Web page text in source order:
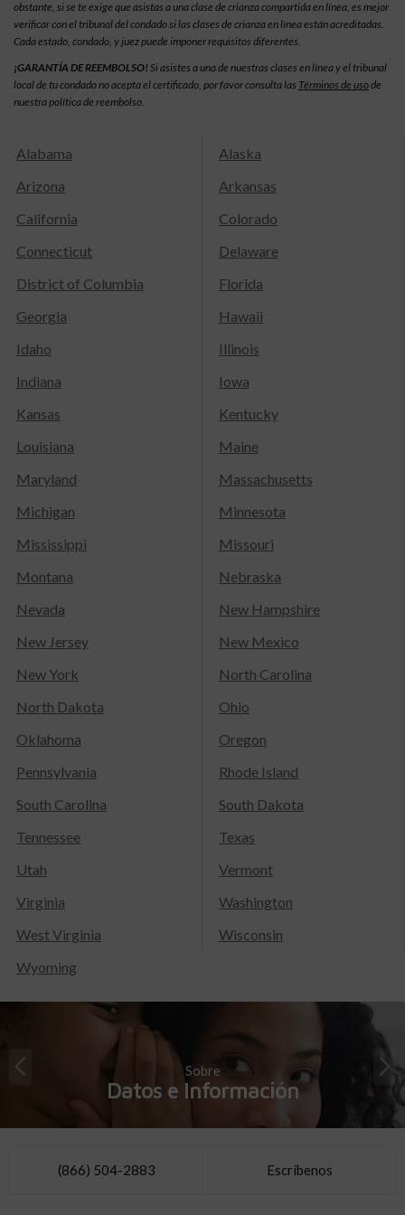
obstante, si se te exige que asistas a una clase de crianza compartida en línea, es mejor
verificar con el tribunal del condado si las clases de crianza en línea están acreditadas.
Cada estado, condado, y juez puede imponer requisitos diferentes.
¡GARANTÍA DE REEMBOLSO! Si asistes a una de nuestras clases en línea y el tribunal
local de tu condado no acepta el certificado, por favor consulta las Términos de usode
nuestra política de reembolso.
Alabama
Alaska
Arizona
Arkansas
California
Colorado
Connecticut
Delaware
District of Columbia
Florida
Georgia
Hawaii
Idaho
Illinois
Indiana
Iowa
Kansas
Kentucky
Louisiana
Maine
Maryland
Massachusetts
Michigan
Minnesota
Mississippi
Missouri
Montana
Nebraska
Nevada
New Hampshire
New Jersey
New Mexico
New York
North Carolina
North Dakota
Ohio
Oklahoma
Oregon
Pennsylvania
Rhode Island
South Carolina
South Dakota
Tennessee
Texas
Utah
Vermont
Virginia
Washington
West Virginia
Wisconsin
Wyoming
Sobre
Datos e Información
(866) 504-2883 Escríbenos